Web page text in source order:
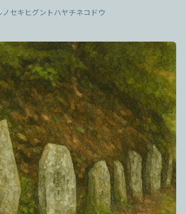
セキヒグントハヤチネコドウ